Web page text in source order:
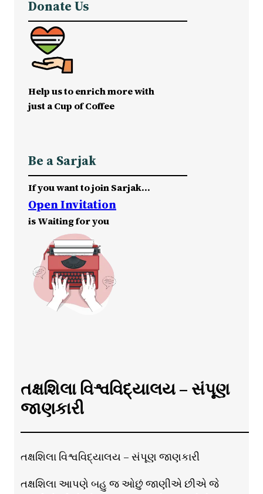
Donate Us
Help us to enrich more with
just a Cup of Coffee
Be a Sarjak
If you want to join Sarjak…
Open Invitation
is Waiting for you
તક્ષશિલા વિશ્વવિદ્યાલય – સંપૂણ
જાણકારી
તક્ષશિલા વિશ્વવિદ્યાલય – સંપૂણ જાણકારી
તક્ષશિલા આપણે બહુ જ ઓછું જાણીએ છીએ જે